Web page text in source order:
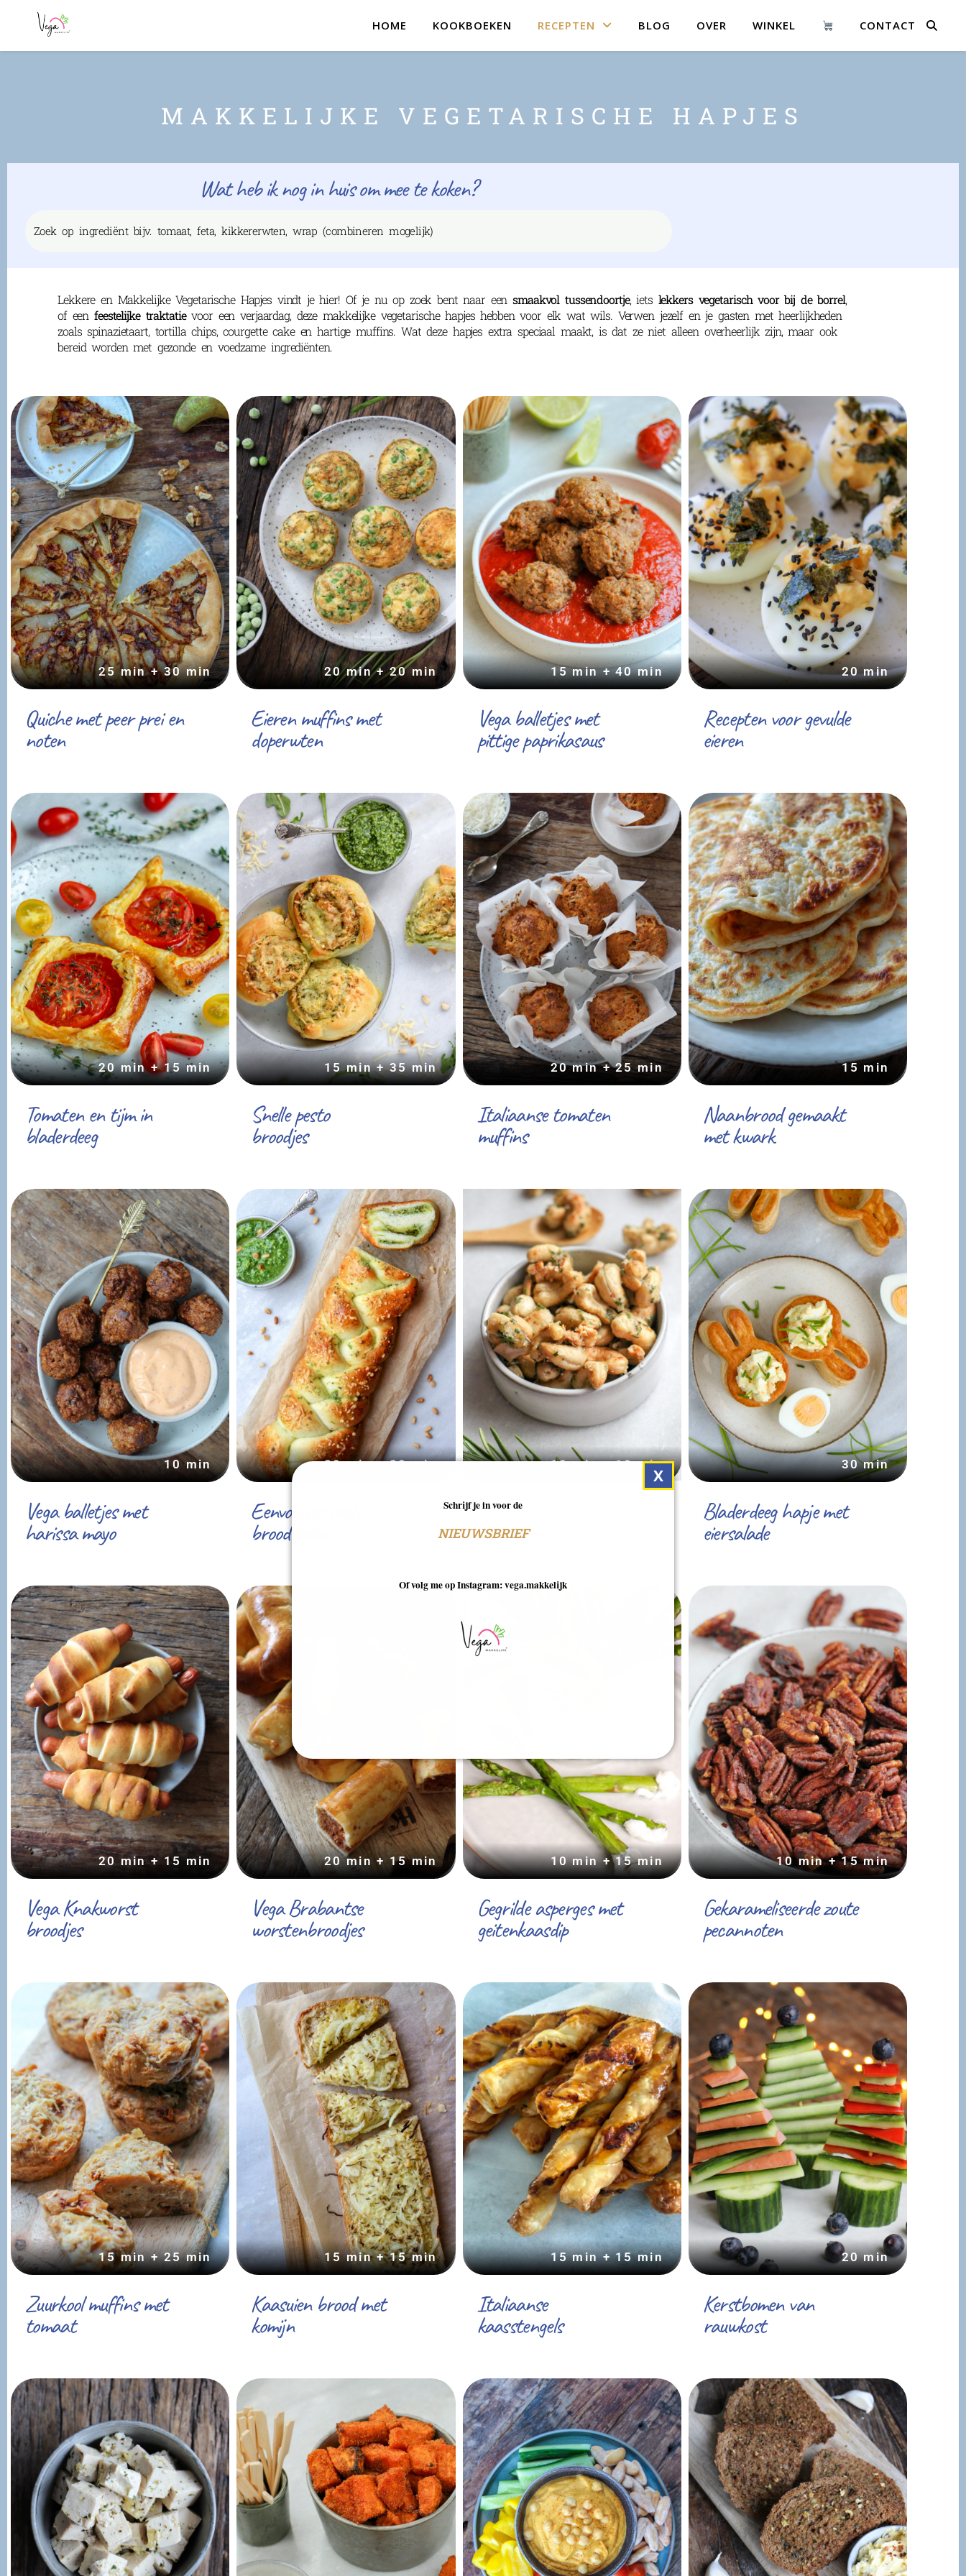
HOME KOOKBOEKEN RECEPTEN BLOG OVER WINKEL CONTACT
MAKKELIJKE VEGETARISCHE HAPJES
Wat heb ik nog in huis om mee te koken?
Lekkere en Makkelijke Vegetarische Hapjes vindt je hier! Of je nu op zoek bent naar eensmaakvol tussendoortje, iets lekkers vegetarisch voor bij de borrel,
of een feestelijke traktatievoor een verjaardag, deze makkelijke vegetarische hapjes hebben voor elk wat wils. Verwen jezelf en je gasten met heerlijkheden
zoals spinazietaart, tortilla chips, courgette cake en hartige muffins. Wat deze hapjes extra speciaal maakt, is dat ze niet alleen overheerlijk zijn, maar ook
bereid worden met gezonde en voedzame ingrediënten.
Quiche met peer prei en
noten
25 min + 30 min
Eieren muffins met
doperwten
20 min + 20 min
Vega balletjes met
pittige paprikasaus
15 min + 40 min
Recepten voor gevulde
eieren
20 min
Tomaten en tijm in
bladerdeeg
20 min + 15 min
Snelle pesto
broodjes
15 min + 35 min
Italiaanse tomaten
muffins
20 min + 25 min
Naanbrood gemaakt
met kwark
15 min
Vega balletjes met
harissa mayo
10 min
Eenvoudige pesto
broodvlecht
20 min + 20 min
Stickey cashewnoten
met rozemarijn
10 min + 10 min
Bladerdeeg hapje met
eiersalade
30 min
Vega Knakworst
broodjes
20 min + 15 min
Vega Brabantse
worstenbroodjes
20 min + 15 min
Gegrilde asperges met
geitenkaasdip
10 min + 15 min
Gekarameliseerde zoute
pecannoten
10 min + 15 min
Zuurkool muffins met
tomaat
15 min + 25 min
Kaasuien brood met
komijn
15 min + 15 min
Italiaanse
kaasstengels
15 min + 15 min
Kerstbomen van
rauwkost
20 min
Schrijf je in voor de
NIEUWSBRIEF
Of volg me op Instagram: vega.makkelijk